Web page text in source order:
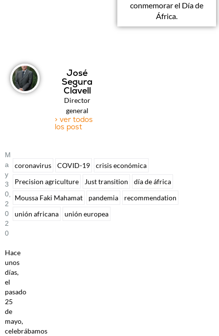
conmemorar el Día de
África.
José
Segura
Clavell
Director
general
> ver todos
los post
M
A
Y
3
0,
2
0
2
0
Hace
unos
días,
el
pasado
25
de
mayo,
celebrábamos
coronavirus COVID-19
crisis económica
Precision agriculture
Just transition
día de áfrica
Moussa Faki Mahamat
pandemia
recommendation
unión africana
unión europea